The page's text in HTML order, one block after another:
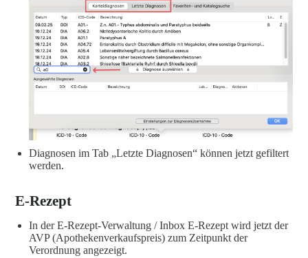
Diagnosen im Tab „Letzte Diagnosen“ können jetzt gefiltert
werden.
E-Rezept
In der E-Rezept-Verwaltung / Inbox E-Rezept wird jetzt der
AVP (Apothekenverkaufspreis) zum Zeitpunkt der
Verordnung angezeigt.